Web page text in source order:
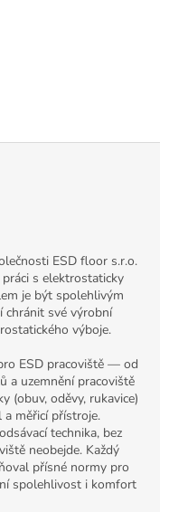
ESD floor s.r.o.
s elektrostaticky
je být spolehlivým
chránit své výrobní
výboje.
ESD pracoviště — od
a uzemnění pracoviště
(obuv, oděvy, rukavice)
a měřicí přístroje.
technika, bez
neobejde. Každý
přísné normy pro
spolehlivost i komfort